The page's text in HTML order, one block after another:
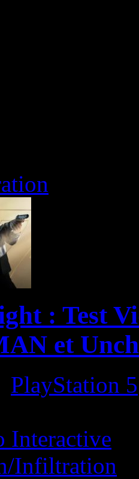
: Test
et
PlayStation 5
Interactive
Infiltration